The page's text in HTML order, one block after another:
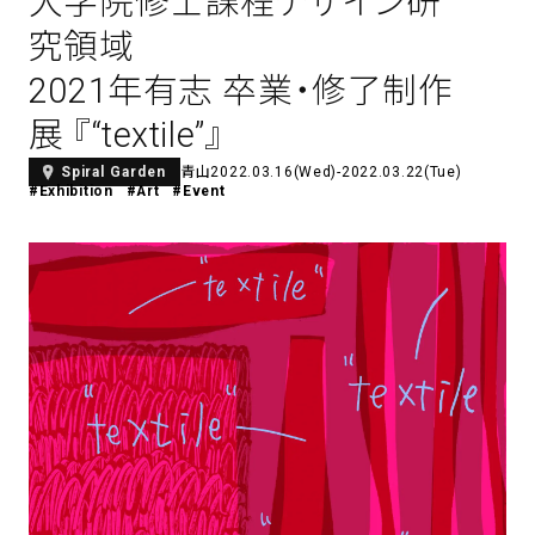
アトレ吉祥寺
⼆⼦⽟川 Dogwood Plaza
横浜赤レンガ倉庫
ルクア⼤阪
Nail Salon 4
Spiral Nail Salon 青山
Spiral Nail Salon NEWoMan
⾼輪
naila 横浜ランドマーク
naila 大宮そごう
Spiral Garden 福岡ワンビル
CAFE AALTO 新丸ビル
Spiral Rendezvous
Store1
Others 3
Spiral Schole
ョンプログラム
Spiral Print Collection
採用情報
究領域
2021年有志 卒業・修了制作
展 『“textile”』
Spiral Garden 青山2022.03.16(Wed)-2022.03.22(Tue)
#Exhibition
#Art #Event